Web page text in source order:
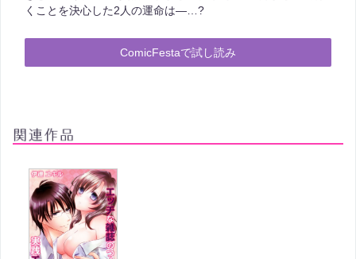
くことを決心した2人の運命は―…?
ComicFestaで試し読み